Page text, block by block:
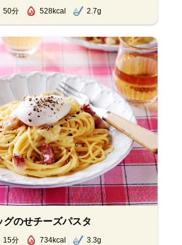
50分 528kcal 2.7g
グのせチーズパスタ
15分 734kcal 3.3g